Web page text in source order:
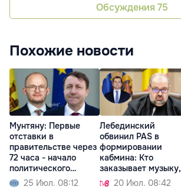
Обсуждения 75
Похожие новости
Мунтяну: Первые
отставки в
правительстве через
72 часа - начало
политического
кризиса
25 Июл. 08:12
Лебединский
обвинил PAS в
формировании
кабмина: Кто
заказывает музыку,
тот и танцует
20 Июл. 08:42